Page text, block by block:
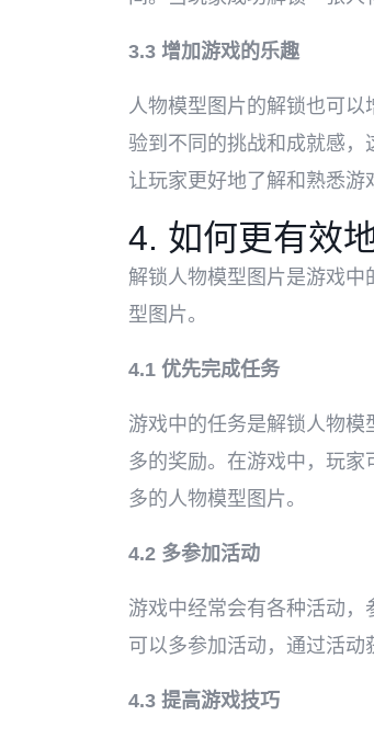
3.3 增加游戏的乐趣
人物模型图片的解锁也可
验到不同的挑战和成就感
让玩家更好地了解和熟悉游
4. 如何更有效
解锁人物模型图片是游戏
型图片。
4.1 优先完成任务
游戏中的任务是解锁人物
多的奖励。在游戏中，玩
多的人物模型图片。
4.2 多参加活动
游戏中经常会有各种活动
可以多参加活动，通过活动
4.3 提高游戏技巧